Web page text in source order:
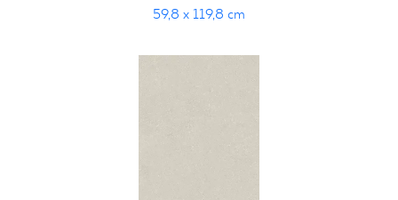
59,8 x 119,8 cm